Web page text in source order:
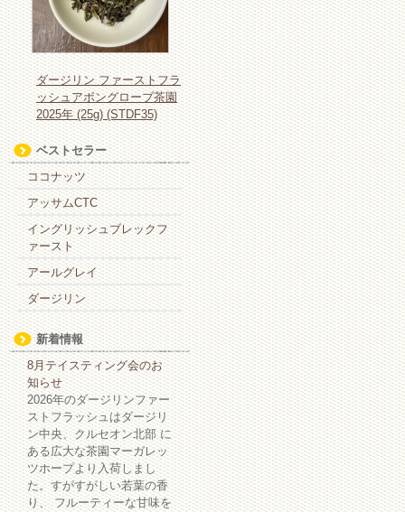
ダージリン ファーストフラ
ッシュアボングローブ茶園
2025年 (25g) (STDF35)
ベストセラー
ココナッツ
アッサムCTC
イングリッシュブレックフ
ァースト
アールグレイ
ダージリン
新着情報
8月テイスティング会のお
知らせ
2026年のダージリンファー
ストフラッシュはダージリ
ン中央、クルセオン北部 に
ある広大な茶園マーガレッ
ツホープより入荷しまし
た。すがすがしい若葉の香
り、 フルーティーな甘味を